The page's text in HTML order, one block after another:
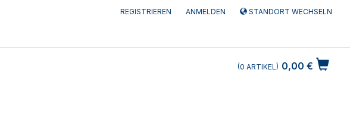
REGISTRIEREN ANMELDEN STANDORT WECHSELN
0,00 €
0 ARTIKEL